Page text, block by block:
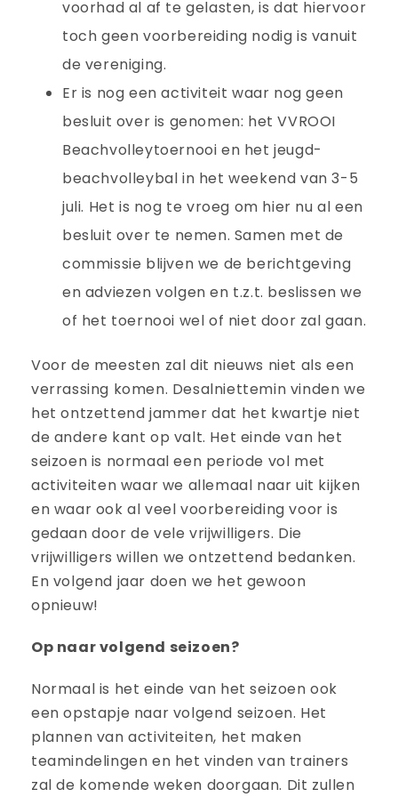
voorhad al af te gelasten, is dat hiervoor
toch geen voorbereiding nodig is vanuit
de vereniging.
Er is nog een activiteit waar nog geen
besluit over is genomen: het VVROOI
Beachvolleytoernooi en het jeugd-
beachvolleybal in het weekend van 3-5
juli. Het is nog te vroeg om hier nu al een
besluit over te nemen. Samen met de
commissie blijven we de berichtgeving
en adviezen volgen en t.z.t. beslissen we
of het toernooi wel of niet door zal gaan.
Voor de meesten zal dit nieuws niet als een
verrassing komen. Desalniettemin vinden we
het ontzettend jammer dat het kwartje niet
de andere kant op valt. Het einde van het
seizoen is normaal een periode vol met
activiteiten waar we allemaal naar uit kijken
en waar ook al veel voorbereiding voor is
gedaan door de vele vrijwilligers. Die
vrijwilligers willen we ontzettend bedanken.
En volgend jaar doen we het gewoon
opnieuw!
Op naar volgend seizoen?
Normaal is het einde van het seizoen ook
een opstapje naar volgend seizoen. Het
plannen van activiteiten, het maken
teamindelingen en het vinden van trainers
zal de komende weken doorgaan. Dit zullen